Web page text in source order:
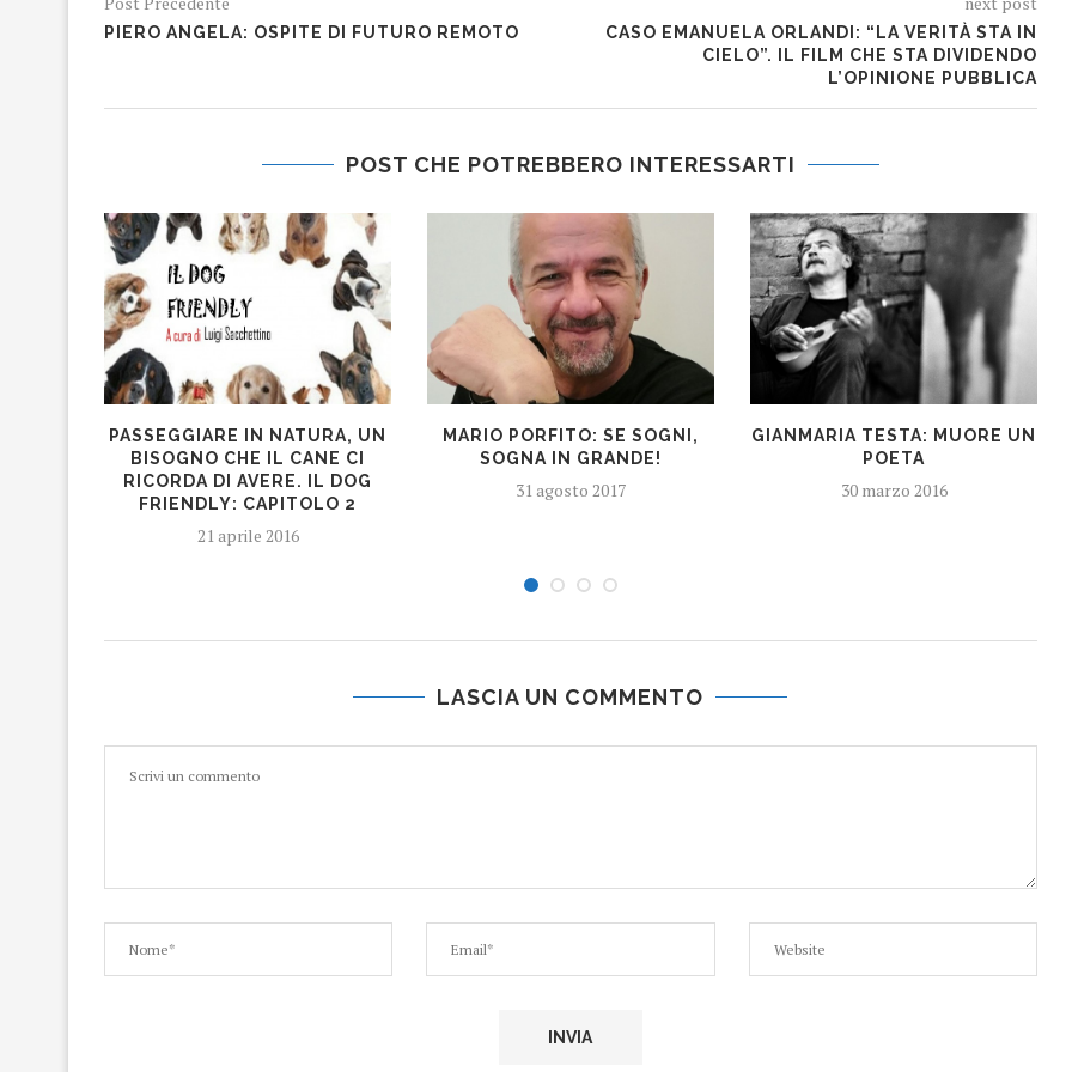
PIERO ANGELA: OSPITE DI FUTURO REMOTO
CASO EMANUELA ORLANDI: “LA VERITÀ STA IN
CIELO”. IL FILM CHE STA DIVIDENDO
L’OPINIONE PUBBLICA
POST CHE POTREBBERO INTERESSARTI
PASSEGGIARE IN NATURA, UN
BISOGNO CHE IL CANE CI
RICORDA DI AVERE. IL DOG
FRIENDLY: CAPITOLO 2
21 aprile 2016
MARIO PORFITO: SE SOGNI,
SOGNA IN GRANDE!
31 agosto 2017
GIANMARIA TESTA: MUORE UN
POETA
30 marzo 2016
LASCIA UN COMMENTO